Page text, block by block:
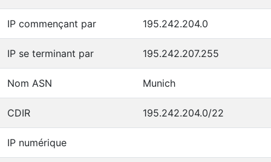
IP commençant par 195.242.204.0
IP se terminant par 195.242.207.255
Nom ASN Munich
CDIR 195.242.204.0/22
IP numérique